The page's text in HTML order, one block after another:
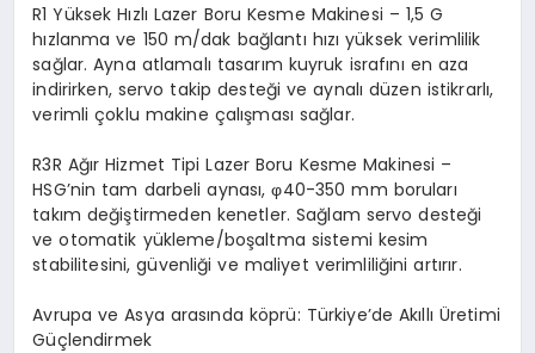
R1 Yüksek Hızlı Lazer Boru Kesme Makinesi – 1,5 G
hızlanma ve 150 m/dak bağlantı hızı yüksek verimlilik
sağlar. Ayna atlamalı tasarım kuyruk israfını en aza
indirirken, servo takip desteği ve aynalı düzen istikrarlı,
verimli çoklu makine çalışması sağlar.
R3R Ağır Hizmet Tipi Lazer Boru Kesme Makinesi –
HSG’nin tam darbeli aynası, φ40-350 mm boruları
takım değiştirmeden kenetler. Sağlam servo desteği
ve otomatik yükleme/boşaltma sistemi kesim
stabilitesini, güvenliği ve maliyet verimliliğini artırır.
Avrupa ve Asya arasında köprü: Türkiye’de Akıllı Üretimi
Güçlendirmek